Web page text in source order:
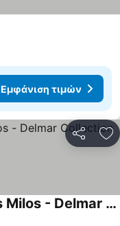
Εμφάνιση τιμών
Delmar Apartments & Suites Milos - Delmar Collection